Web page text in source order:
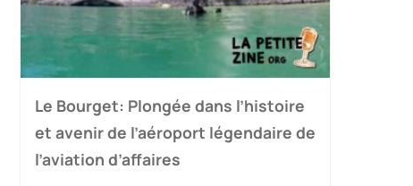
Le Bourget: Plongée dans l’histoire
et avenir de l’aéroport légendaire de
l’aviation d’affaires